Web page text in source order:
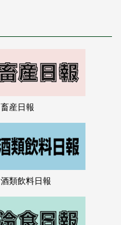
畜産日報
酒類飲料日報